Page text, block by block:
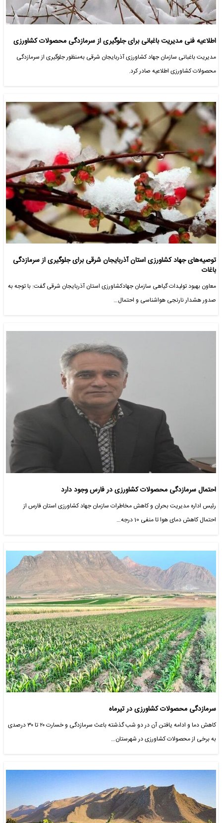
اطلاعیه فنی مدیریت باغبانی برای جلوگیری از سرمازدگی محصولات کشاورزی
مدیریت باغبانی سازمان جهاد کشاورزی آذربایجان شرقی به‌منظور جلوگیری از سرمازدگی
محصولات کشاورزی اطلاعیه صادر کرد.
توصیه‌های جهاد کشاورزی استان آذربایجان شرقی برای جلوگیری از سرمازدگی
باغات
معاون بهبود تولیدات گیاهی سازمان جهادکشاورزی استان آذربایجان شرقی گفت: با توجه به
صدور هشدار نارنجی هواشناسی و احتمال…
احتمال سرمازدگی محصولات کشاورزی در فارس وجود دارد
رئیس اداره مدیریت بحران و کاهش مخاطرات سازمان جهاد کشاورزی استان فارس از
احتمال کاهش دمای هوا تا منفی 10 درجه…
سرمازدگی محصولات کشاورزی در تیرماه
کاهش دما و ادامه یافتن آن در دو شب گذشته باعث سرمازدگی و خسارت ۲۰ تا ۳۰ درصدی
به برخی از محصولات کشاورزی در شهرستان…